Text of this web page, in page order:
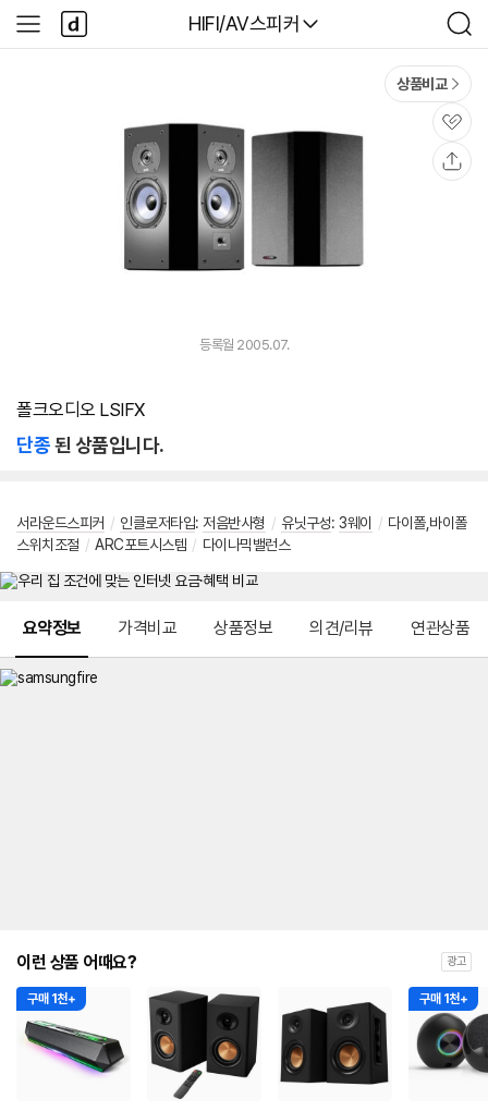
다나와
HIFI/AV스피커
검
색
사
이
다
나
와
상품비교
관
심
등록월 2005.07.
폴크오디오 LSIFX
단종된 상품입니다.
서라운드스피커 / 인클로저타입: 저음반사형 / 유닛구성: 3웨이 / 다이폴,바이폴
스위치조절 / ARC포트시스템 / 다이나믹밸런스
요약정보 가격비교 상품정보 의견/리뷰 연관상품
이런 상품 어때요? 광고
구매 1천+ 구매 1천+